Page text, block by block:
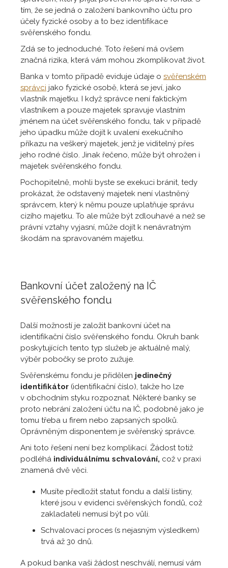
tím, že se jedná o založení bankovního účtu pro
účely fyzické osoby a to bez identifikace
svěřenského fondu.
Zdá se to jednoduché. Toto řešení má ovšem
značná rizika, která vám mohou zkomplikovat život.
Banka v tomto případě eviduje údaje o svěřenském
správci jako fyzické osobě, která se jeví, jako
vlastník majetku. I když správce není faktickým
vlastníkem a pouze majetek spravuje vlastním
jménem na účet svěřenského fondu, tak v případě
jeho úpadku může dojít k uvalení exekučního
příkazu na veškerý majetek, jenž je viditelný přes
jeho rodné číslo. Jinak řečeno, může být ohrožen i
majetek svěřenského fondu.
Pochopitelně, mohli byste se exekuci bránit, tedy
prokázat, že odstavený majetek není vlastněný
správcem, který k němu pouze uplatňuje správu
cizího majetku. To ale může být zdlouhavé a než se
právní vztahy vyjasní, může dojít k nenávratným
škodám na spravovaném majetku.
Bankovní účet založený na IČ
svěřenského fondu
Další možností je založit bankovní účet na
identifikační číslo svěřenského fondu. Okruh bank
poskytujících tento typ služeb je aktuálně malý,
výběr pobočky se proto zužuje.
Svěřenskému fondu je přidělen jedinečný
identifikátor (identifikační číslo), takže ho lze
v obchodním styku rozpoznat. Některé banky se
proto nebrání založení účtu na IČ, podobně jako je
tomu třeba u firem nebo zapsaných spolků.
Oprávněným disponentem je svěřenský správce.
Ani toto řešení není bez komplikací. Žádost totiž
podléhá individuálnímu schvalování, což v praxi
znamená dvě věci.
Musíte předložit statut fondu a další listiny,
které jsou v evidenci svěřenských fondů, což
zakladateli nemusí být po vůli.
Schvalovací proces (s nejasným výsledkem)
trvá až 30 dnů.
A pokud banka vaši žádost neschválí, nemusí vám